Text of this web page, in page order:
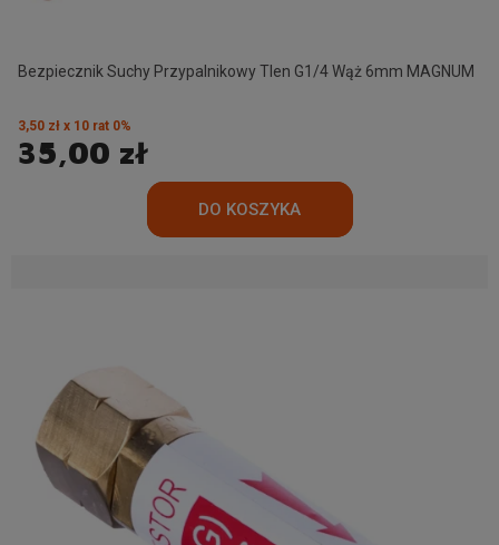
Bezpiecznik Suchy Przypalnikowy Tlen G1/4 Wąż 6mm MAGNUM
35,00 zł
3,50 zł x 10 rat 0%